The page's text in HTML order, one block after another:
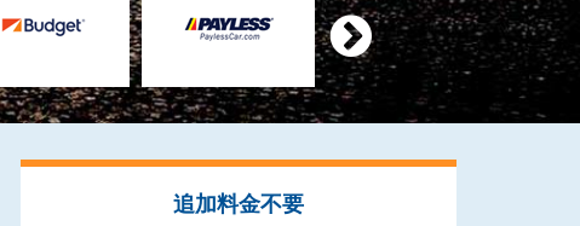

追加料金不要